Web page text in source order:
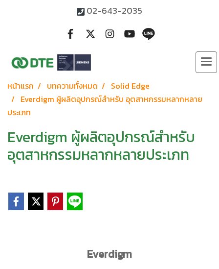
02-643-2035
หน้าแรก บทความทั้งหมด
Solid Edge
Everdigm ผู้ผลิตอุปกรณ์สำหรับ อุตสาหกรรมหลากหลาย
ประเภท
Everdigm ผู้ผลิตอุปกรณ์สำหรับ
อุตสาหกรรมหลากหลายประเภท
Everdigm